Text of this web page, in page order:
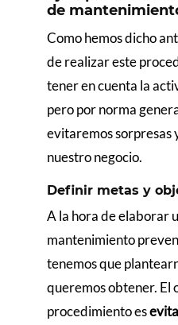
de
Como hemos dicho
de realizar este
tener en cuenta la
pero por norma
evitaremos sorpresas
nuestro negocio.
Definir metas y
A la hora de elaborar
mantenimiento
tenemos que
queremos obtener. El
procedimiento es